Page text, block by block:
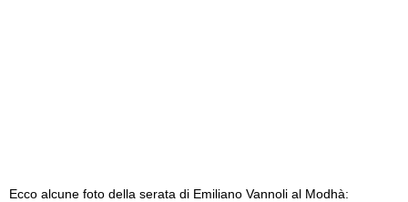
Ecco alcune foto della serata di Emiliano Vannoli al Modhà: